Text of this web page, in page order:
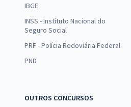
IBGE
INSS - Instituto Nacional do
Seguro Social
PRF - Polícia Rodoviária Federal
PND
OUTROS CONCURSOS